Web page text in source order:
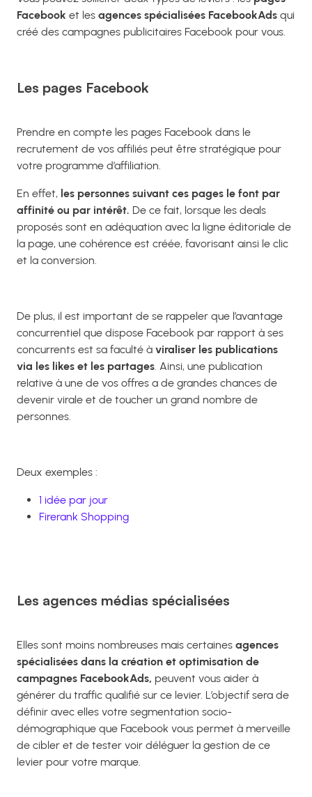
Facebook et les agences spécialisées FacebookAds qui
créé des campagnes publicitaires Facebook pour vous.
Les pages Facebook
Prendre en compte les pages Facebook dans le
recrutement de vos affiliés peut être stratégique pour
votre programme d’affiliation.
En effet, les personnes suivant ces pages le font par
affinité ou par intérêt. De ce fait, lorsque les deals
proposés sont en adéquation avec la ligne éditoriale de
la page, une cohérence est créée, favorisant ainsi le clic
et la conversion.
De plus, il est important de se rappeler que l’avantage
concurrentiel que dispose Facebook par rapport à ses
concurrents est sa faculté à viraliser les publications
via les likes et les partages. Ainsi, une publication
relative à une de vos offres a de grandes chances de
devenir virale et de toucher un grand nombre de
personnes.
Deux exemples :
1 idée par jour
Firerank Shopping
Les agences médias spécialisées
Elles sont moins nombreuses mais certaines agences
spécialisées dans la création et optimisation de
campagnes FacebookAds, peuvent vous aider à
générer du traffic qualifié sur ce levier. L’objectif sera de
définir avec elles votre segmentation socio-
démographique que Facebook vous permet à merveille
de cibler et de tester voir déléguer la gestion de ce
levier pour votre marque.